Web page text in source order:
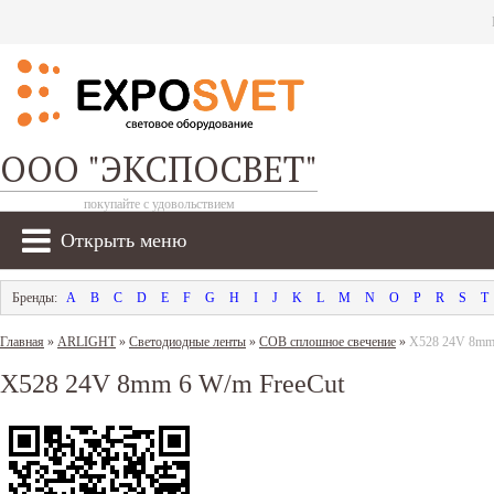
ООО "ЭКСПОСВЕТ"
покупайте с удовольствием
Открыть меню
A B C D E F G H I J K L M N O P R S T
Главная » ARLIGHT» Светодиодные ленты » COB сплошное свечение » X528 24V
X528 24V 8mm 6 W/m FreeCut